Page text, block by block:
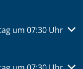
um 07:30 Uhr